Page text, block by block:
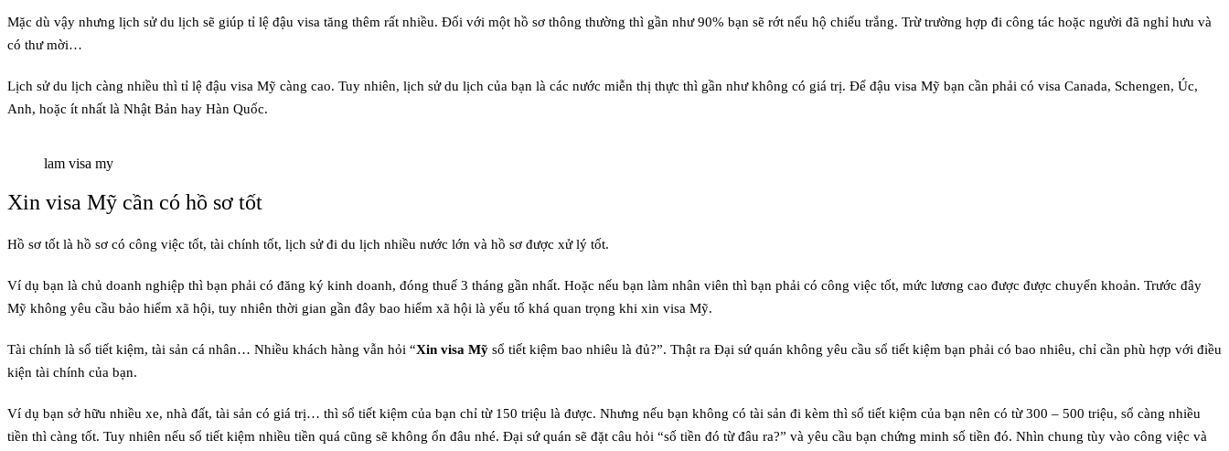
Mặc dù vậy nhưng lịch sử du lịch sẽ giúp tỉ lệ đậu visa tăng thêm rất nhiều. Đối với một hồ sơ thông thường thì gần như 90% bạn sẽ rớt nếu hộ chiếu trắng. Trừ trường hợp đi công tác hoặc người đã nghỉ hưu và
có thư mời…
Lịch sử du lịch càng nhiều thì tỉ lệ đậu visa Mỹ càng cao. Tuy nhiên, lịch sử du lịch của bạn là các nước miễn thị thực thì gần như không có giá trị. Để đậu visa Mỹ bạn cần phải có visa Canada, Schengen, Úc,
Anh, hoặc ít nhất là Nhật Bản hay Hàn Quốc.
lam visa my
Xin visa Mỹ cần có hồ sơ tốt
Hồ sơ tốt là hồ sơ có công việc tốt, tài chính tốt, lịch sử đi du lịch nhiều nước lớn và hồ sơ được xử lý tốt.
Ví dụ bạn là chủ doanh nghiệp thì bạn phải có đăng ký kinh doanh, đóng thuế 3 tháng gần nhất. Hoặc nếu bạn làm nhân viên thì bạn phải có công việc tốt, mức lương cao được được chuyển khoản. Trước đây
Mỹ không yêu cầu bảo hiểm xã hội, tuy nhiên thời gian gần đây bao hiểm xã hội là yếu tố khá quan trọng khi xin visa Mỹ.
Tài chính là sổ tiết kiệm, tài sản cá nhân… Nhiều khách hàng vẫn hỏi “Xin visa Mỹ sổ tiết kiệm bao nhiêu là đủ?”. Thật ra Đại sứ quán không yêu cầu sổ tiết kiệm bạn phải có bao nhiêu, chỉ cần phù hợp với điều
kiện tài chính của bạn.
Ví dụ bạn sở hữu nhiều xe, nhà đất, tài sản có giá trị… thì sổ tiết kiệm của bạn chỉ từ 150 triệu là được. Nhưng nếu bạn không có tài sản đi kèm thì sổ tiết kiệm của bạn nên có từ 300 – 500 triệu, sổ càng nhiều
tiền thì càng tốt. Tuy nhiên nếu sổ tiết kiệm nhiều tiền quá cũng sẽ không ổn đâu nhé. Đại sứ quán sẽ đặt câu hỏi “số tiền đó từ đâu ra?” và yêu cầu bạn chứng minh số tiền đó. Nhìn chung tùy vào công việc và